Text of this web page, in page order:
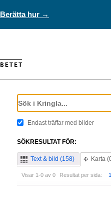
Berätta hur →
Endast träffar med bilder
SÖKRESULTAT FÖR:
Text & bild (158) Karta
Visar 1-0 av 0 Resultat per sida: